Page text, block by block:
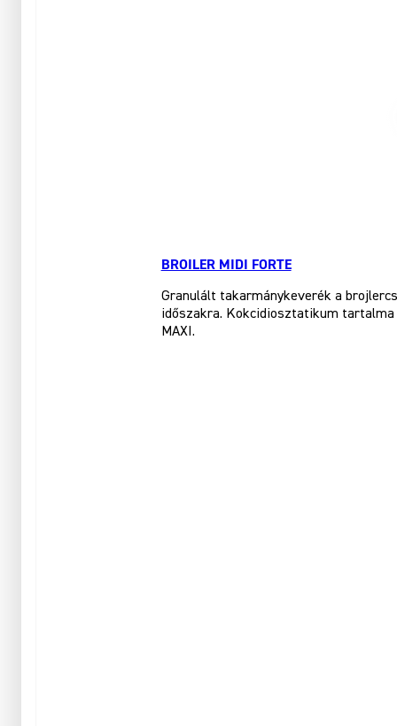
BROILER MIDI FORTE
Granulált takarmánykeverék a
időszakra. Kokcidiosztatikum
MAXI.